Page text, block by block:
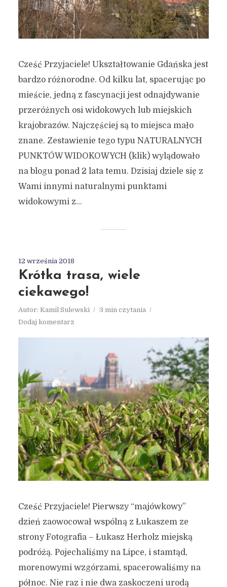
Cześć Przyjaciele! Ukształtowanie Gdańska jest
bardzo różnorodne. Od kilku lat, spacerując po
mieście, jedną z fascynacji jest odnajdywanie
przeróżnych osi widokowych lub miejskich
krajobrazów. Najczęściej są to miejsca mało
znane. Zestawienie tego typu NATURALNYCH
PUNKTÓW WIDOKOWYCH (klik) wylądowało
na blogu ponad 2 lata temu. Dzisiaj dziele się z
Wami innymi naturalnymi punktami
widokowymi z...
12 września 2018
Krótka trasa, wiele
ciekawego!
Autor: Kamil Sulewski
3 min czytania
Dodaj komentarz
Cześć Przyjaciele! Pierwszy “majówkowy”
dzień zaowocował wspólną z Łukaszem ze
strony Fotografia – Łukasz Herholz miejską
podróżą. Pojechaliśmy na Lipce, i stamtąd,
morenowymi wzgórzami, spacerowaliśmy na
północ. Nie raz i nie dwa zaskoczeni urodą